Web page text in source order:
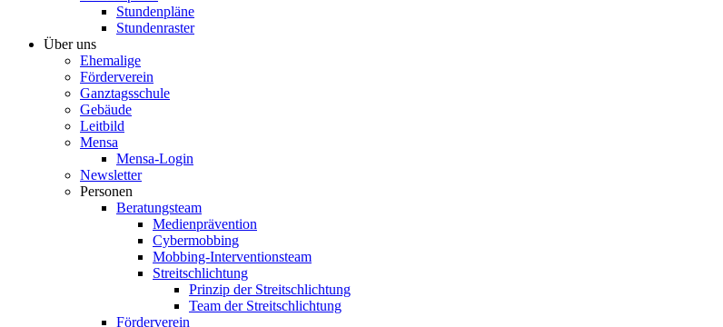
Stundenpläne
Stundenraster
Über uns
Ehemalige
Förderverein
Ganztagsschule
Gebäude
Leitbild
Mensa
Mensa-Login
Newsletter
Personen
Beratungsteam
Medienprävention
Cybermobbing
Mobbing-Interventionsteam
Streitschlichtung
Prinzip der Streitschlichtung
Team der Streitschlichtung
Förderverein